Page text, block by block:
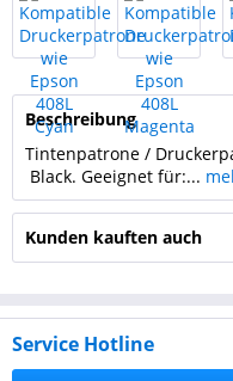
Beschreibung
Tintenpatrone /
Black. Geeignet für:...
Kunden kauften auch
Service Hotline